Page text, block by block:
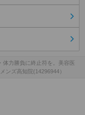
体力勝負に終止符を。美容医
ンズ高知院(14296944）